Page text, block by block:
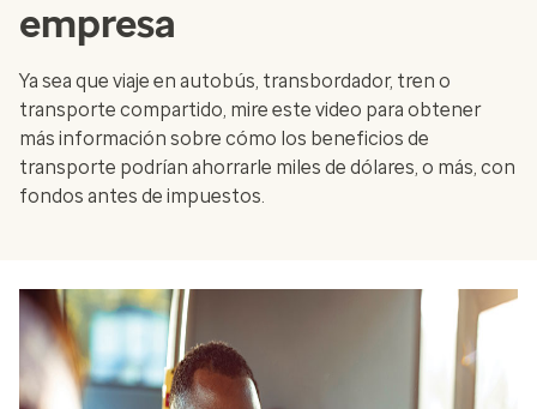
empresa
Ya sea que viaje en autobús, transbordador, tren o
transporte compartido, mire este video para obtener
más información sobre cómo los beneficios de
transporte podrían ahorrarle miles de dólares, o más, con
fondos antes de impuestos.